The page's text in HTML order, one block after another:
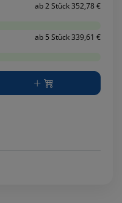
ab 2 Stück 352,78 €
ab 5 Stück 339,61 €